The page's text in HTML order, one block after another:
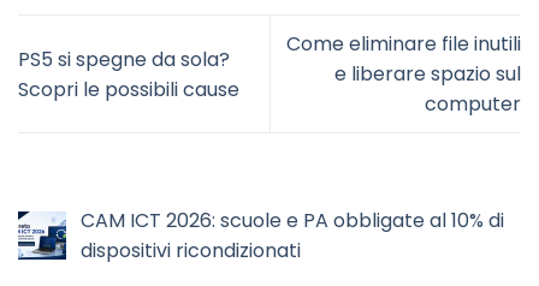
PS5 si spegne da sola?
Scopri le possibili cause
Come eliminare file inutili
e liberare spazio sul
computer
CAM ICT 2026: scuole e PA obbligate al 10% di
dispositivi ricondizionati